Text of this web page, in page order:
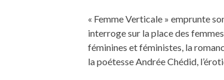
« Femme Verticale » emprunte
interroge sur la place des
féminines et féministes, la
la poétesse Andrée Chédid,